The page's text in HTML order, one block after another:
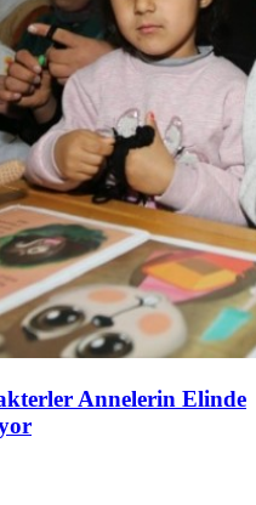
Annelerin Elinde